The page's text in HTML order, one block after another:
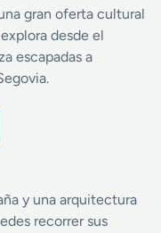
gran oferta cultural
desde el
escapadas a
y una arquitectura
recorrer sus